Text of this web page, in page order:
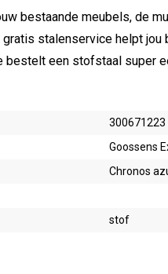
bestaande meubels, de
gratis stalenservice helpt jou
bestelt een stofstaal super
300671223
Goossens
Chronos
stof